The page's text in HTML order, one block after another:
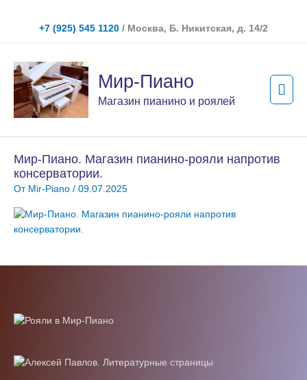
содержимому
+7 (925) 545 1120 / Москва, Б. Никитская, д. 14/2
Мир-Пиано
Магазин пианино и роялей
Мир-Пиано. Магазин пианино-рояли напротив
консерватории.
От Mir-Piano / 09.07.2025